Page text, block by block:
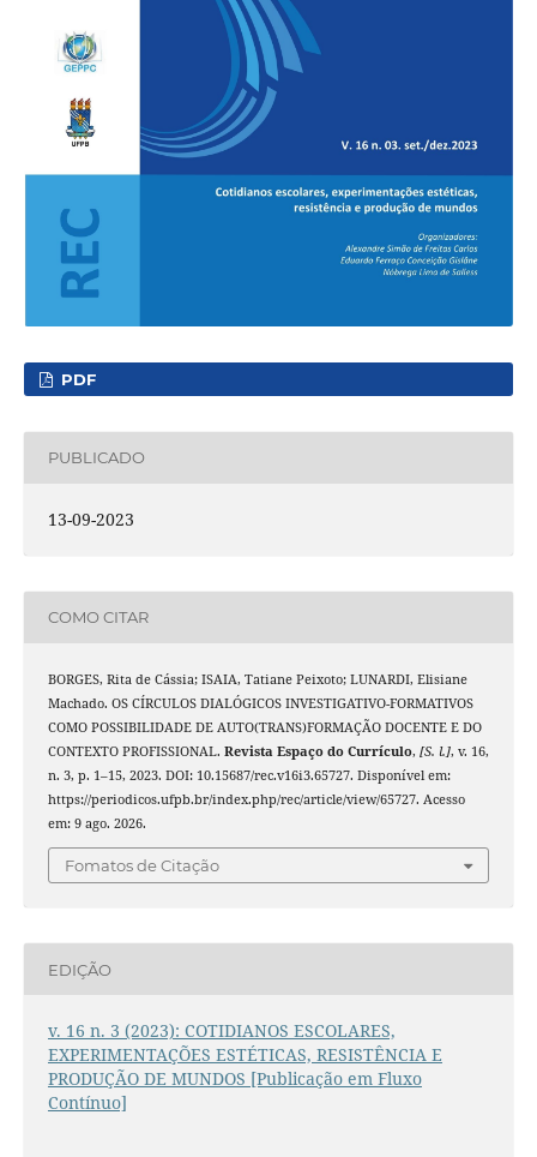
PDF
PUBLICADO
13-09-2023
COMO CITAR
BORGES, Rita de Cássia; ISAIA, Tatiane Peixoto; LUNARDI, Elisiane
Machado. OS CÍRCULOS DIALÓGICOS INVESTIGATIVO-FORMATIVOS
COMO POSSIBILIDADE DE AUTO(TRANS)FORMAÇÃO DOCENTE E DO
CONTEXTO PROFISSIONAL. Revista Espaço do Currículo, [S. l.], v. 16,
n. 3, p. 1–15, 2023. DOI: 10.15687/rec.v16i3.65727. Disponível em:
https://periodicos.ufpb.br/index.php/rec/article/view/65727. Acesso
em: 9 ago. 2026.
Fomatos de Citação
EDIÇÃO
v. 16 n. 3 (2023): COTIDIANOS ESCOLARES,
EXPERIMENTAÇÕES ESTÉTICAS, RESISTÊNCIA E
PRODUÇÃO DE MUNDOS [Publicação em Fluxo
Contínuo]